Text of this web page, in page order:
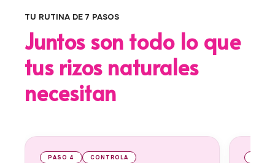
TU RUTINA DE 7 PASOS
Juntos son todo lo que
tus rizos naturales
necesitan
PASO 5 HIDRATACIÓN INTENSA